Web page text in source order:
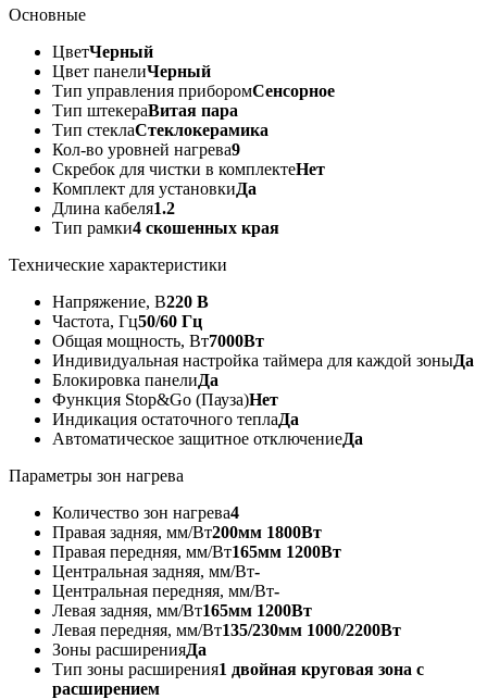
Основные
ЦветЧерный
Цвет панелиЧерный
Тип управления приборомСенсорное
Тип штекераВитая пара
Тип стеклаСтеклокерамика
Кол-во уровней нагрева9
Скребок для чистки в комплектеНет
Комплект для установкиДа
Длина кабеля1.2
Тип рамки4 скошенных края
Технические характеристики
Напряжение, В220 В
Частота, Гц50/60 Гц
Общая мощность, Вт7000Вт
Индивидуальная настройка таймера для каждой зоныДа
Блокировка панелиДа
Функция Stop&Go (Пауза)Нет
Индикация остаточного теплаДа
Автоматическое защитное отключениеДа
Параметры зон нагрева
Количество зон нагрева4
Правая задняя, мм/Вт200мм 1800Вт
Правая передняя, мм/Вт165мм 1200Вт
Центральная задняя, мм/Вт-
Центральная передняя, мм/Вт-
Левая задняя, мм/Вт165мм 1200Вт
Левая передняя, мм/Вт135/230мм 1000/2200Вт
Зоны расширенияДа
Тип зоны расширения1 двойная круговая зона с
расширением